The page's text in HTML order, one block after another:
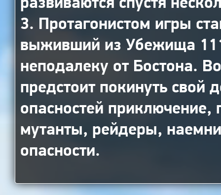
развиваются спустя
3. Протагонистом игры
выживший из Убежища
неподалеку от Бостона.
предстоит покинуть свой
опасностей приключение,
мутанты, рейдеры,
опасности.